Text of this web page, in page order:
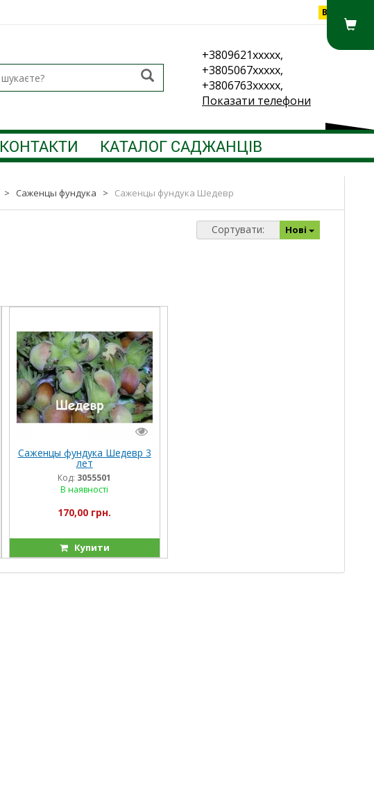
Вхід
+3809621xxxxx,
+3805067xxxxx,
+3806763xxxxx,
Показати телефони
КОНТАКТИ КАТАЛОГ САДЖАНЦІВ
> Саженцы фундука > Саженцы фундука Шедевр
Сортувати: Нові
Саженцы фундука Шедевр 3
лет
Код: 3055501
В наявності
170,00 грн.
Купити